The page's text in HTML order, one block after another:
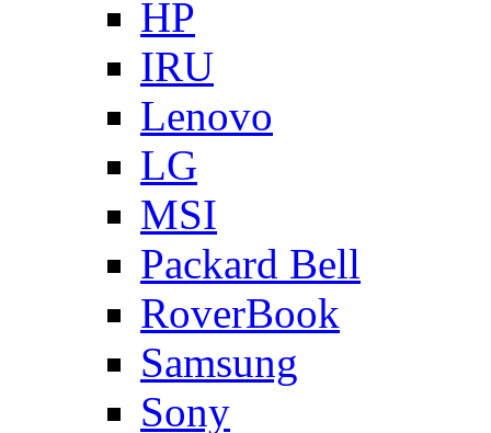
HP
IRU
Lenovo
LG
MSI
Packard Bell
RoverBook
Samsung
Sony